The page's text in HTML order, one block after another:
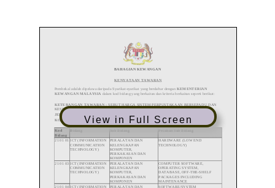
View in Full Screen